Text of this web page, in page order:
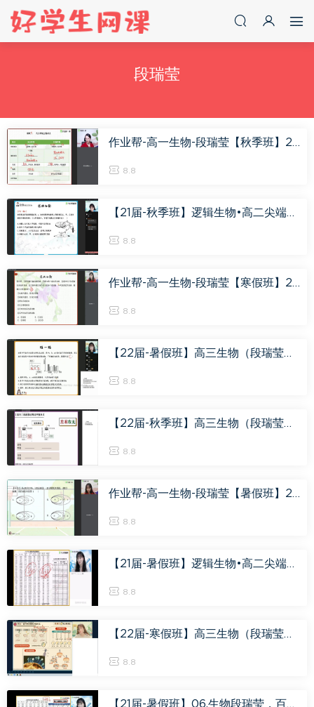
段瑞莹
作业帮-高一生物-段瑞莹【秋季班】2019（尖端班），百度网盘(12.24G)
8.8
【21届-秋季班】逻辑生物•高二尖端班 段瑞莹，百度网盘(4.88G)
8.8
作业帮-高一生物-段瑞莹【寒假班】2020（尖端班），百度网盘(13.90G)
8.8
【22届-暑假班】高三生物（段瑞莹），百度网盘(11.32G)
8.8
【22届-秋季班】高三生物（段瑞莹），百度网盘(30.85G)
8.8
作业帮-高一生物-段瑞莹【暑假班】2019（尖端班），百度网盘(3.78G)
8.8
【21届-暑假班】逻辑生物•高二尖端班 段瑞莹，百度网盘(8.33G)
8.8
【22届-寒假班】高三生物（段瑞莹），百度网盘(2.16G)
8.8
【21届-暑假班】06.生物段瑞莹，百度网盘(15.55G)